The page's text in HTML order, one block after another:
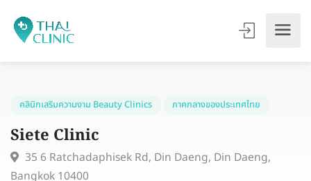
คลินิกเสริมความงาม Beauty Clinics
Siete Clinic
35 6 Ratchadaphisek Rd, Din Daeng, Din Daeng,